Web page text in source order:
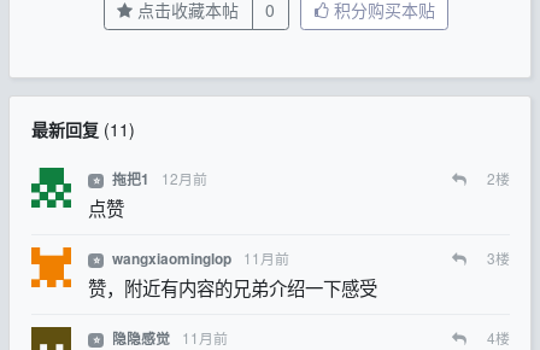
点击收藏本帖 0 积分购买本贴
最新回复(11)
⭐ 拖把1 12月前 2楼
点赞
⭐ wangxiaominglop 11月前 3楼
赞，附近有内容的兄弟介绍一下感受
⭐ 隐隐感觉 11月前 4楼